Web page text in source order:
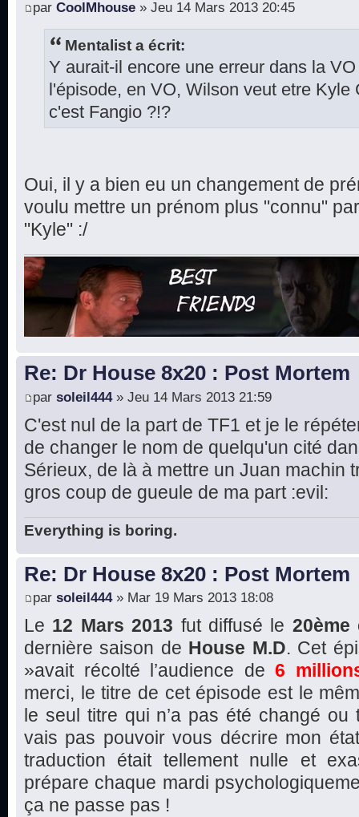
par CoolMhouse » Jeu 14 Mars 2013 20:45
Mentalist a écrit:
Y aurait-il encore une erreur dans la
l'épisode, en VO, Wilson veut etre Kyle
c'est Fangio ?!?
Oui, il y a bien eu un changement de
voulu mettre un prénom plus "connu"
"Kyle" :/
Re: Dr House 8x20 : Post Mortem
par soleil444» Jeu 14 Mars 2013 21:59
C'est nul de la part de TF1 et je le
de changer le nom de quelqu'un cité
Sérieux, de là à mettre un Juan machin
gros coup de gueule de ma part :evil:
Everything is boring.
Re: Dr House 8x20 : Post Mortem
par soleil444» Mar 19 Mars 2013 18:08
Le 12 Mars 2013 fut diffusé le 20ème
dernière saison de House M.D. Cet
»avait récolté l’audience de6
merci, le titre de cet épisode est le
le seul titre qui n’a pas été changé
vais pas pouvoir vous décrire mon
traduction était tellement nulle et
prépare chaque mardi
ça ne passe pas !